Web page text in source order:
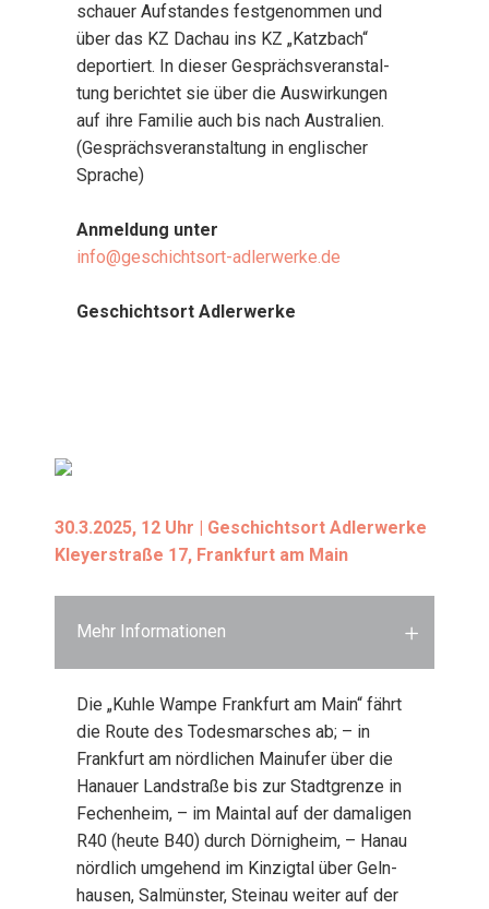
schau­er Auf­stan­des fest­ge­nom­men und
über das KZ Dach­au ins KZ „Katz­bach“
depor­tiert. In die­ser Gesprächs­ver­an­stal­
tung berich­tet sie über die Aus­wir­kun­gen
auf ihre Fami­lie auch bis nach Aus­tra­li­en.
(Gesprächs­ver­an­stal­tung in eng­li­scher
Spra­che)
Anmel­dung unter
info@geschichtsort-adlerwerke.de
Geschichts­ort Adler­wer­ke
30.3.2025, 12 Uhr | Geschichts­ort Adler­wer­ke
Kley­er­stra­ße 17, Frank­furt am Main
Mehr Informationen
Die „Kuh­le Wam­pe Frank­furt am Main“ fährt
die Rou­te des Todes­mar­sches ab; – in
Frank­furt am nörd­li­chen Main­ufer über die
Hanau­er Land­stra­ße bis zur Stadt­gren­ze in
Fechen­heim, – im Main­tal auf der dama­li­gen
R40 (heu­te B40) durch Dör­nig­heim, – Hanau
nörd­lich umge­hend im Kin­zig­tal über Geln­
hau­sen, Sal­müns­ter, Stein­au wei­ter auf der